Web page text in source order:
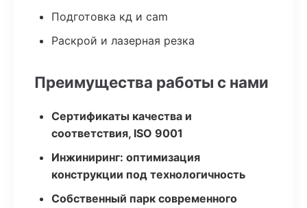
Подготовка кд и cam
Раскрой и лазерная резка
Преимущества работы с нами
Сертификаты качества и
соответствия, ISO 9001
Инжиниринг: оптимизация
конструкции под технологичность
Собственный парк современного